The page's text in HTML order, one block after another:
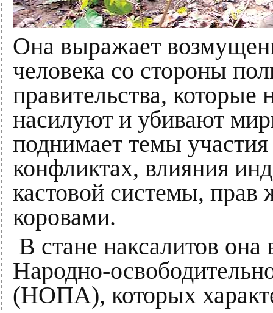
Она выражает
человека со стороны
правительства,
насилуют и убивают
поднимает темы
конфликтах, влияния
кастовой системы,
коровами.
В стане наксалитов она
Народно-
(НОПА), которых